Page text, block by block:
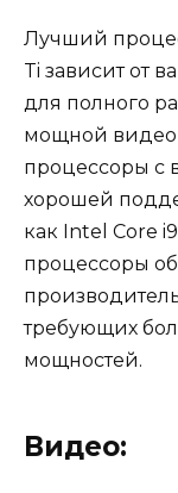
Лучший
Ti зависит от
для полного
мощной
процессоры с
хорошей
как Intel Core
процессоры
требующих
мощностей.
Видео: